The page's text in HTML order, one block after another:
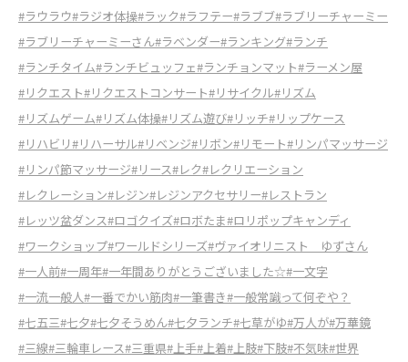
#ラウラウ#ラジオ体操#ラック#ラフテー#ラブブ#ラブリーチャーミー
#ラブリーチャーミーさん#ラベンダー#ランキング#ランチ
#ランチタイム#ランチビュッフェ#ランチョンマット#ラーメン屋
#リクエスト#リクエストコンサート#リサイクル#リズム
#リズムゲーム#リズム体操#リズム遊び#リッチ#リップケース
#リハビリ#リハーサル#リベンジ#リボン#リモート#リンパマッサージ
#リンパ節マッサージ#リース#レク#レクリエーション
#レクレーション#レジン#レジンアクセサリー#レストラン
#レッツ盆ダンス#ロゴクイズ#ロボたま#ロリポップキャンディ
#ワークショップ#ワールドシリーズ#ヴァイオリニスト ゆずさん
#一人前#一周年#一年間ありがとうございました☆#一文字
#一流一般人#一番でかい筋肉#一筆書き#一般常識って何ぞや？
#七五三#七夕#七夕そうめん#七夕ランチ#七草がゆ#万人が#万華鏡
#三線#三輪車レース#三重県#上手#上着#上肢#下肢#不気味#世界